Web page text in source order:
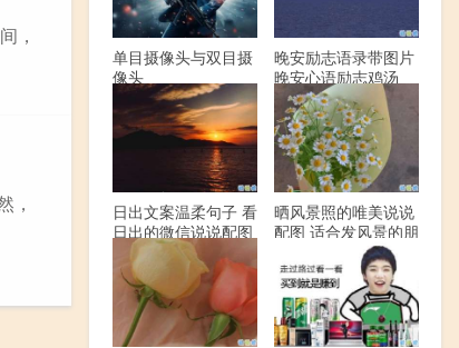
，
，
单目摄像头与双目摄
像头
晚安励志语录带图片
晚安心语励志鸡汤
日出文案温柔句子 看
日出的微信说说配图
晒风景照的唯美说说
配图 适合发风景的朋